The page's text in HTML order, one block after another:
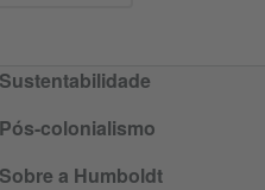
Sustentabilidade
Pós-colonialismo
Sobre a Humboldt